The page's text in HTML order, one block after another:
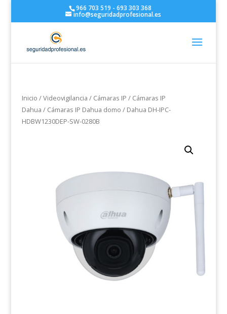
966 703 519 - 693 303 368
info@seguridadprofesional.es
Inicio /Videovigilancia / Cámaras IP / Cámaras IP
Dahua / Cámaras IP Dahua domo / Dahua DH-IPC-
HDBW1230DEP-SW-0280B